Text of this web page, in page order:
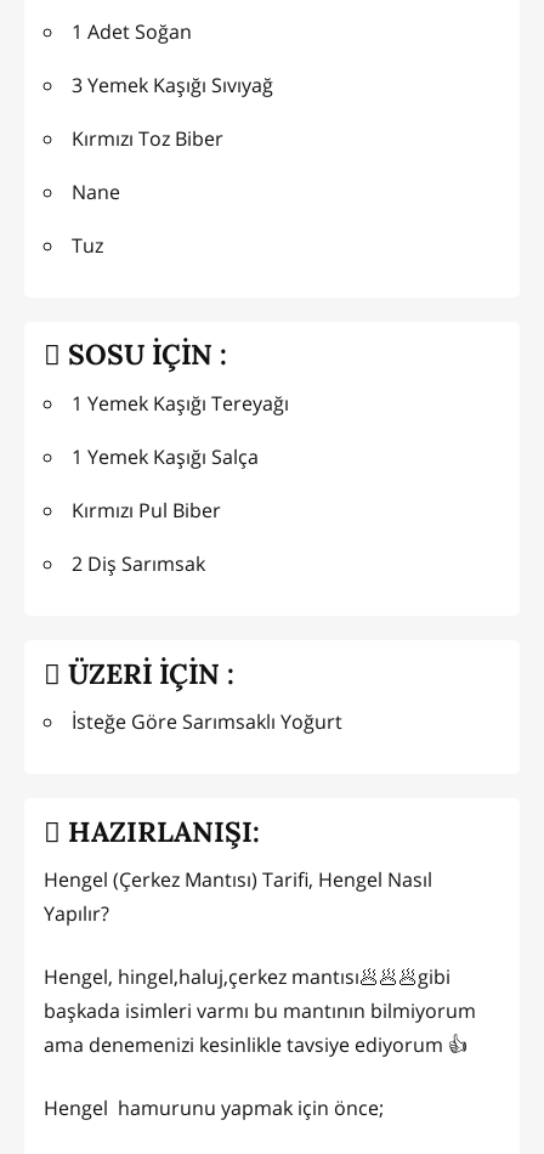
1 Adet Soğan
3 Yemek Kaşığı Sıvıyağ
Kırmızı Toz Biber
Nane
Tuz
SOSU İÇİN :
1 Yemek Kaşığı Tereyağı
1 Yemek Kaşığı Salça
Kırmızı Pul Biber
2 Diş Sarımsak
ÜZERİ İÇİN :
İsteğe Göre Sarımsaklı Yoğurt
HAZIRLANIŞI:
Hengel (Çerkez Mantısı) Tarifi, Hengel Nasıl
Yapılır?
Hengel, hingel,haluj,çerkez mantısı🥟🥟🥟gibi
başkada isimleri varmı bu mantının bilmiyorum
ama denemenizi kesinlikle tavsiye ediyorum 👍
Hengel hamurunu yapmak için önce;